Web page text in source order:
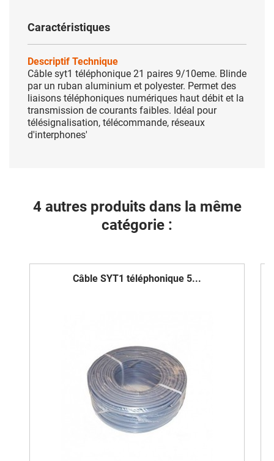
Caractéristiques
Descriptif Technique
Câble syt1 téléphonique 21 paires 9/10eme. Blinde
par un ruban aluminium et polyester. Permet des
liaisons téléphoniques numériques haut débit et la
transmission de courants faibles. Idéal pour
télésignalisation, télécommande, réseaux
d'interphones'
4 autres produits dans la même
catégorie :
Câble SYT1 téléphonique 5...